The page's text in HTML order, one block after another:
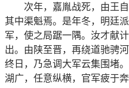
次年，嘉胤战死，由王
其中渠魁焉。是年冬，明廷
军，使之局踞一隅。汝才献
出。由陕至晋，再绕道驰骋
终日，乃急调大军云集围堵
湖广，任意纵横，官军疲于奔